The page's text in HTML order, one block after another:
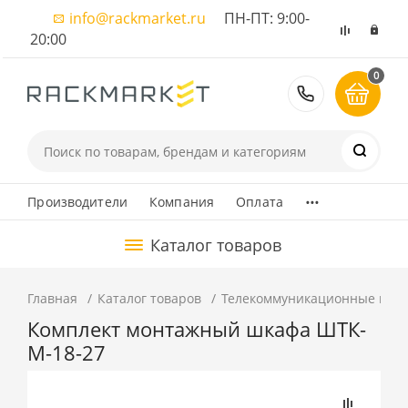
info@rackmarket.ru ПН-ПТ: 9:00-
20:00
8 (495)
0
Производители Компания Оплата ...
Каталог товаров
Главная Каталог товаров Телекоммуникационные
Комплект монтажный шкафа ШТК-
М-18-27